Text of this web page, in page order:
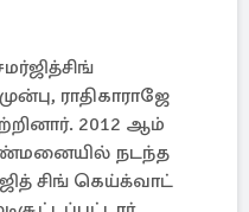
ராதிகாராஜே
2012 ஆம்
நடந்த
சிங் கெய்க்வாட்